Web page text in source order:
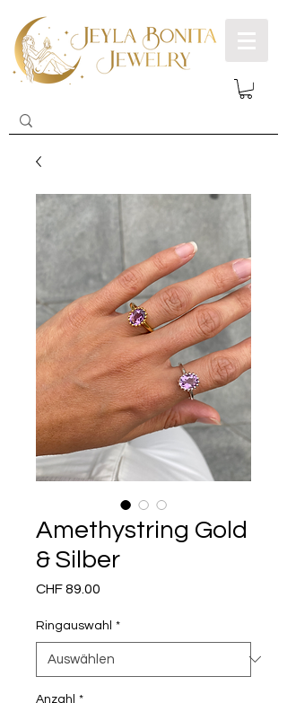
Amethystring Gold
& Silber
CHF 89.00
Ringauswahl *
Anzahl *